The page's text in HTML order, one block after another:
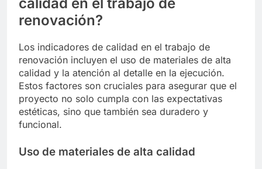
renovación?
Los indicadores de calidad en el trabajo de
renovación incluyen el uso de materiales de alta
calidad y la atención al detalle en la ejecución.
Estos factores son cruciales para asegurar que el
proyecto no solo cumpla con las expectativas
estéticas, sino que también sea duradero y
funcional.
Uso de materiales de alta calidad